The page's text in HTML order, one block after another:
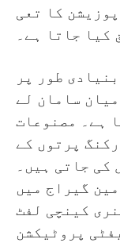
پوزیشن کا تعی byن مالک کے ذریعہ قریب اور
کیا جاتا ہے۔
بنیادی طور پر
سامان لے
ہے۔ مصنوعات
پرتوں کے
کی جاتی ہیں۔
گیراج میں
کینچی لفٹ
پروٹیکشن